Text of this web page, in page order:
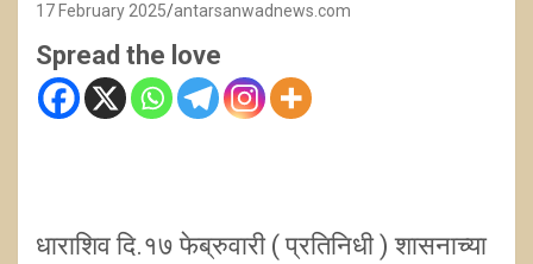
17 February 2025 antarsanwadnews.com
Spread the love
धाराशिव दि.१७ फेब्रुवारी ( प्रतिनिधी ) शासनाच्या